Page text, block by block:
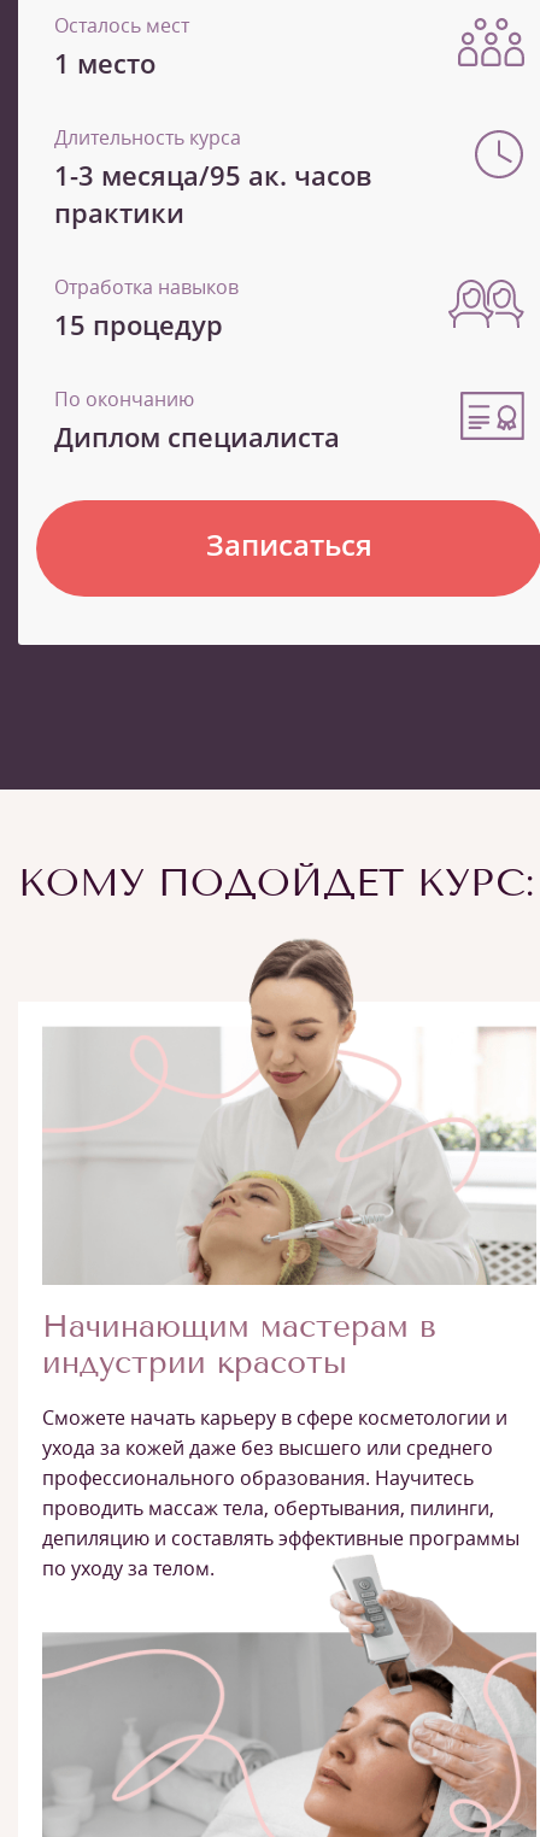
Осталось мест
1 место
Длительность курса
1-3 месяца/95 ак. часов
практики
Отработка навыков
15 процедур
По окончанию
Диплом специалиста
Записаться
КОМУ ПОДОЙДЕТ КУРС:
Начинающим мастерам в
индустрии красоты
Сможете начать карьеру в сфере косметологии и
ухода за кожей даже без высшего или среднего
профессионального образования. Научитесь
проводить массаж тела, обертывания, пилинги,
депиляцию и составлять эффективные программы
по уходу за телом.